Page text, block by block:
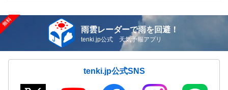
雨雲レーダーで雨を回避！
tenki.jp公式 天気予報アプリ
tenki.jp公式SNS